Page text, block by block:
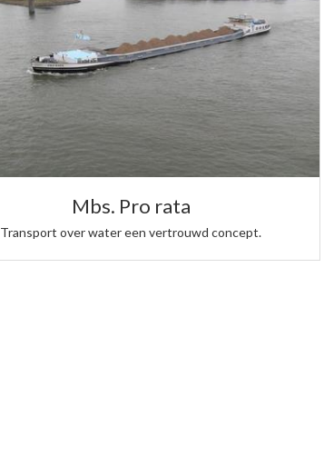
Mbs. Pro rata
Transport over water een vertrouwd concept.